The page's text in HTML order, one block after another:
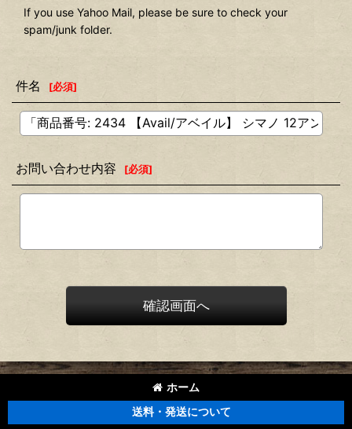
If you use Yahoo Mail, please be sure to check your
spam/junk folder.
件名 [必須]
お問い合わせ内容 [必須]
確認画面へ
ホーム
送料・発送について